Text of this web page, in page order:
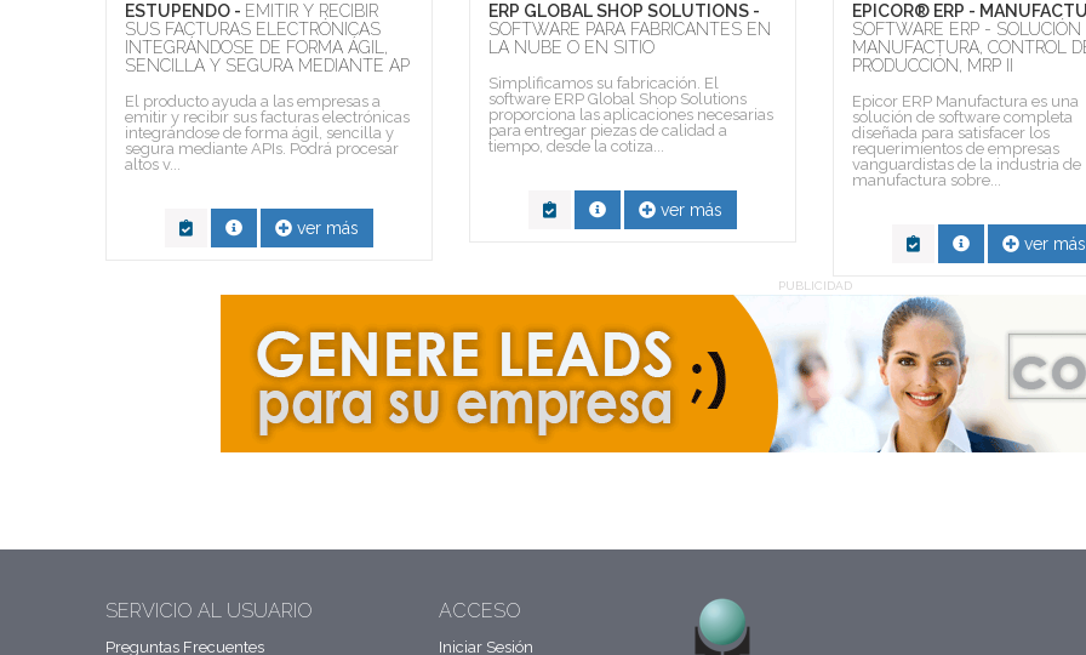
ESTUPENDO - EMITIR Y RECIBIR
SUS FACTURAS ELECTRÓNICAS
INTEGRÁNDOSE DE FORMA ÁGIL,
SENCILLA Y SEGURA MEDIANTE AP
El producto ayuda a las empresas a
emitir y recibir sus facturas electrónicas
integrándose de forma ágil, sencilla y
segura mediante APIs. Podrá procesar
altos v...
ver más
ERP GLOBAL SHOP SOLUTIONS -
SOFTWARE PARA FABRICANTES EN
LA NUBE O EN SITIO
Simplificamos su fabricación. El
software ERP Global Shop Solutions
proporciona las aplicaciones necesarias
para entregar piezas de calidad a
tiempo, desde la cotiza...
ver más
EPICOR® ERP -
SOFTWARE ERP - SOLUCIÓN
MANUFACTURA, CONTROL
PRODUCCIÓN, MRP II
Epicor ERP Manufactura es una
solución de software completa
diseñada para satisfacer los
requerimientos de empresas
vanguardistas de la industria de
manufactura sobre...
ver más
PUBLICIDAD
SERVICIO AL USUARIO
Preguntas Frecuentes
ACCESO
Iniciar Sesión